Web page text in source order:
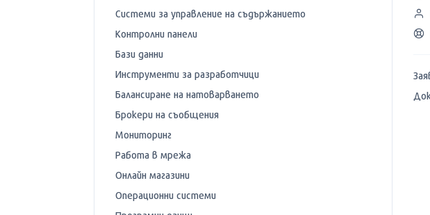
Системи за управление на съдържанието
Контролни панели
Бази данни
Инструменти за разработчици
Балансиране на натоварването
Брокери на съобщения
Мониторинг
Работа в мрежа
Онлайн магазини
Операционни системи